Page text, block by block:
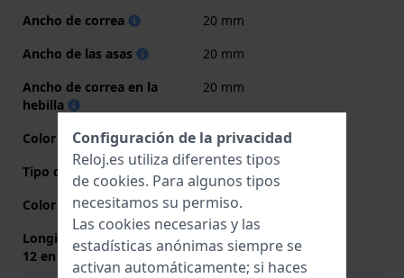
Ancho de correa
20 mm
Ancho de las asas
20 mm
Ancho de correa en la
hebilla
20 mm
Color de correa
Plateado
Tipo de cierre
Cierre milanés
Color del cierre
Plateado
Longitud de la correa a las
12 en punto (mm)
70 mm
Configuración de la privacidad
Reloj.es utiliza diferentes tipos
de cookies. Para algunos tipos
necesitamos su permiso.
Las cookies necesarias y las
estadísticas anónimas siempre se
activan automáticamente; si haces